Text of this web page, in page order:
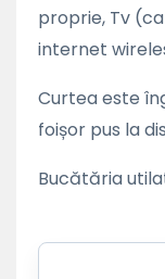
proprie, Tv
internet
Curtea este
foișor pus la
Bucătăria